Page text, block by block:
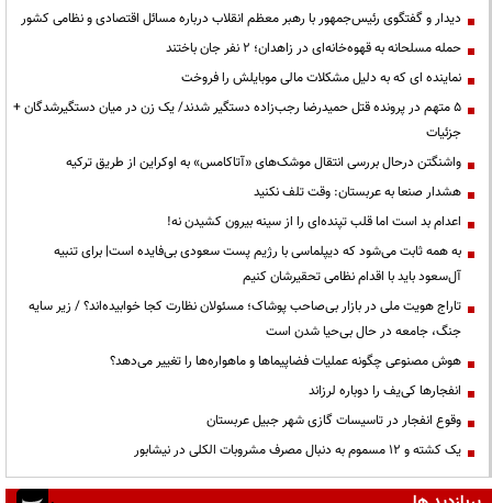
دیدار و گفتگوی رئیس‌جمهور با رهبر معظم انقلاب درباره مسائل اقتصادی و نظامی کشور
حمله مسلحانه به قهوه‌خانه‌ای در زاهدان؛ ۲ نفر جان باختند
نماینده ای که به دلیل مشکلات مالی موبایلش را فروخت
۵ متهم در پرونده قتل حمیدرضا رجب‌زاده دستگیر شدند/ یک زن در میان دستگیرشدگان +
جزئیات
واشنگتن درحال بررسی انتقال موشک‌های «آتاکامس» به اوکراین از طریق ترکیه
هشدار صنعا به عربستان: وقت تلف نکنید
اعدام بد است اما قلب تپنده‌ای را از سینه بیرون کشیدن نه!
به همه ثابت می‌شود که دیپلماسی با رژیم پست سعودی بی‌فایده است| برای تنبیه
آل‌سعود باید با اقدام نظامی تحقیرشان کنیم
تاراج هویت ملی در بازار بی‌صاحب پوشاک؛ مسئولان نظارت کجا خوابیده‌اند؟ / زیر سایه
جنگ، جامعه در حال بی‌حیا شدن است
هوش مصنوعی چگونه عملیات فضاپیماها و ماهواره‌ها را تغییر می‌دهد؟
انفجارها کی‌یف را دوباره لرزاند
وقوع انفجار در تاسیسات گازی شهر جبیل عربستان
یک کشته و ۱۲ مسموم به دنبال مصرف مشروبات الکلی در نیشابور